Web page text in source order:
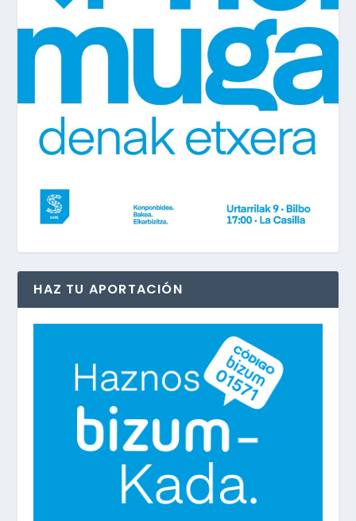
HAZ TU APORTACIÓN